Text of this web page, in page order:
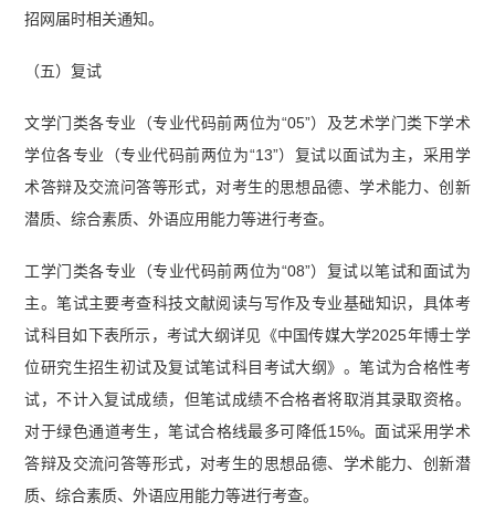
招网届时相关通知。
（五）复试
文学门类各专业（专业代码前两位为“05”）及艺术学门类下学术
学位各专业（专业代码前两位为“13”）复试以面试为主，采用学
术答辩及交流问答等形式，对考生的思想品德、学术能力、创新
潜质、综合素质、外语应用能力等进行考查。
工学门类各专业（专业代码前两位为“08”）复试以笔试和面试为
主。笔试主要考查科技文献阅读与写作及专业基础知识，具体考
试科目如下表所示，考试大纲详见《中国传媒大学2025年博士学
位研究生招生初试及复试笔试科目考试大纲》。笔试为合格性考
试，不计入复试成绩，但笔试成绩不合格者将取消其录取资格。
对于绿色通道考生，笔试合格线最多可降低15%。面试采用学术
答辩及交流问答等形式，对考生的思想品德、学术能力、创新潜
质、综合素质、外语应用能力等进行考查。